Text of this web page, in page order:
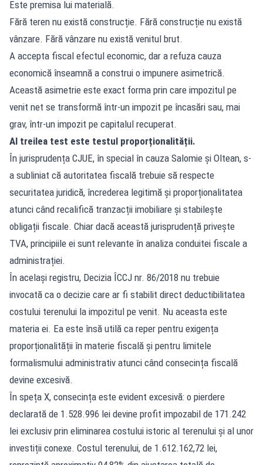
Este premisa lui materială.
Fără teren nu există construcție. Fără construcție nu există
vânzare. Fără vânzare nu există venitul brut.
A accepta fiscal efectul economic, dar a refuza cauza
economică înseamnă a construi o impunere asimetrică.
Această asimetrie este exact forma prin care impozitul pe
venit net se transformă într-un impozit pe încasări sau, mai
grav, într-un impozit pe capitalul recuperat.
Al treilea test este testul proporționalității.
În jurisprudența CJUE, în special în cauza Salomie și Oltean, s-
a subliniat că autoritatea fiscală trebuie să respecte
securitatea juridică, încrederea legitimă și proporționalitatea
atunci când recalifică tranzacții imobiliare și stabilește
obligații fiscale. Chiar dacă această jurisprudență privește
TVA, principiile ei sunt relevante în analiza conduitei fiscale a
administrației.
În același registru, Decizia ÎCCJ nr. 86/2018 nu trebuie
invocată ca o decizie care ar fi stabilit direct deductibilitatea
costului terenului la impozitul pe venit. Nu aceasta este
materia ei. Ea este însă utilă ca reper pentru exigența
proporționalității în materie fiscală și pentru limitele
formalismului administrativ atunci când consecința fiscală
devine excesivă.
În speța X, consecința este evident excesivă: o pierdere
declarată de 1.528.996 lei devine profit impozabil de 171.242
lei exclusiv prin eliminarea costului istoric al terenului și al unor
investiții conexe. Costul terenului, de 1.612.162,72 lei,